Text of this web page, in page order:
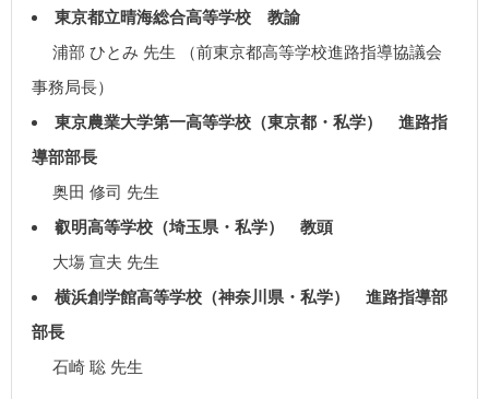
東京都立晴海総合高等学校 教諭
浦部 ひとみ 先生 （前東京都高等学校進路指導協議会
事務局長）
東京農業大学第一高等学校（東京都・私学） 進路指
導部部長
奥田 修司 先生
叡明高等学校（埼玉県・私学） 教頭
大塲 宣夫 先生
横浜創学館高等学校（神奈川県・私学） 進路指導部
部長
石崎 聡 先生